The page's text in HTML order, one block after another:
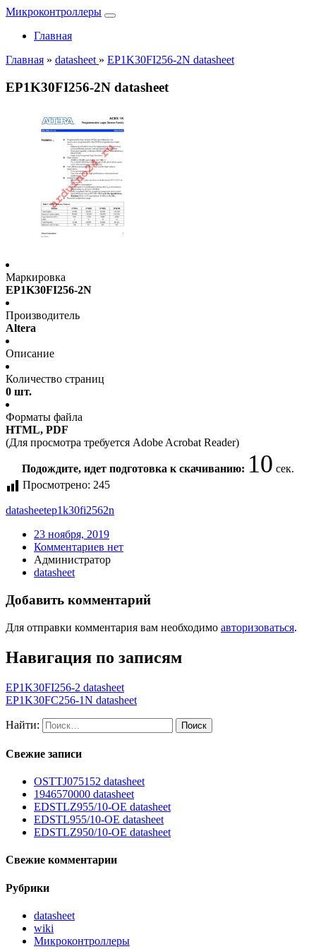
Микроконтроллеры
Главная
Главная » datasheet » EP1K30FI256-2N datasheet
EP1K30FI256-2N datasheet
Маркировка
EP1K30FI256-2N
Производитель
Altera
Описание
Количество страниц
0 шт.
Форматы файла
HTML, PDF
(Для просмотра требуется Adobe Acrobat Reader)
Подождите, идет подготовка к скачиванию: 10 сек.
Просмотрено: 245
datasheetep1k30fi2562n
23 ноября, 2019
Комментариев нет
Администратор
datasheet
Добавить комментарий
Для отправки комментария вам необходимо авторизоваться.
Навигация по записям
EP1K30FI256-2 datasheet
EP1K30FC256-1N datasheet
Найти:
Свежие записи
OSTTJ075152 datasheet
1946570000 datasheet
EDSTLZ955/10-OE datasheet
EDSTL955/10-OE datasheet
EDSTLZ950/10-OE datasheet
Свежие комментарии
Рубрики
datasheet
wiki
Микроконтроллеры